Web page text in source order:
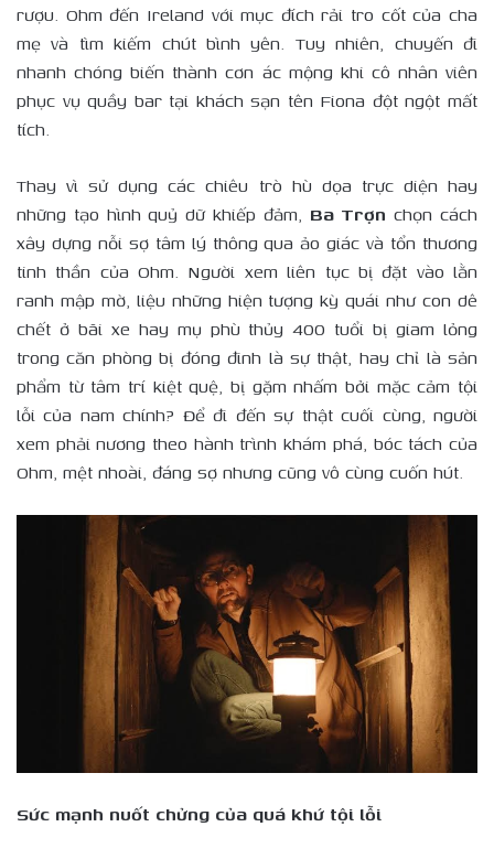
rượu. Ohm đến Ireland với mục đích rải tro cốt của cha
mẹ và tìm kiếm chút bình yên. Tuy nhiên, chuyến đi
nhanh chóng biến thành cơn ác mộng khi cô nhân viên
phục vụ quầy bar tại khách sạn tên Fiona đột ngột mất
tích.
Thay vì sử dụng các chiêu trò hù dọa trực diện hay
những tạo hình quỷ dữ khiếp đảm, Ba Trợn chọn cách
xây dựng nỗi sợ tâm lý thông qua ảo giác và tổn thương
tinh thần của Ohm. Người xem liên tục bị đặt vào lằn
ranh mập mờ, liệu những hiện tượng kỳ quái như con dê
chết ở bãi xe hay mụ phù thủy 400 tuổi bị giam lỏng
trong căn phòng bị đóng đinh là sự thật, hay chỉ là sản
phẩm từ tâm trí kiệt quệ, bị gặm nhấm bởi mặc cảm tội
lỗi của nam chính? Để đi đến sự thật cuối cùng, người
xem phải nương theo hành trình khám phá, bóc tách của
Ohm, mệt nhoài, đáng sợ nhưng cũng vô cùng cuốn hút.
Sức mạnh nuốt chửng của quá khứ tội lỗi